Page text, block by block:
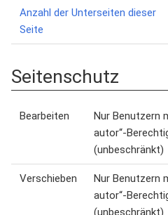
Anzahl der Unterseiten dieser
Seite
Seitenschutz
Bearbeiten
Nur Benutzern
autor“-
(unbeschränkt)
Verschieben
Nur Benutzern
autor“-
(unbeschränkt)